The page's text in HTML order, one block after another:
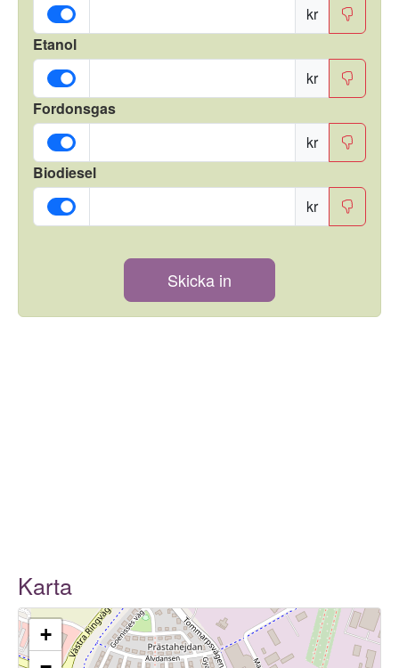
kr
Etanol
kr
Fordonsgas
kr
Biodiesel
kr
Skicka in
Karta
+